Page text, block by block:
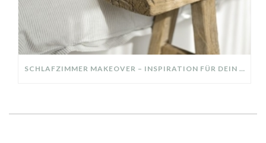
SCHLAFZIMMER MAKEOVER – INSPIRATION FÜR DEIN SCHLAFZIMMER: AUS ALT MACH NEU – HELL, GEMÜTLICH UND EINLADEND